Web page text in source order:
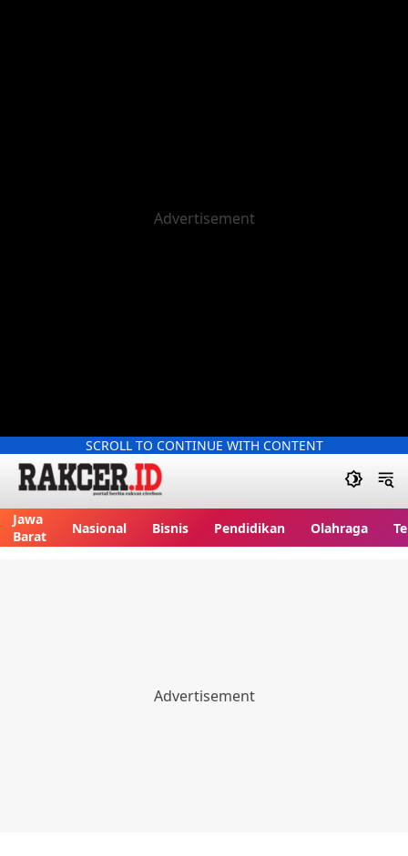
SCROLL TO CONTINUE WITH CONTENT
Jawa
Barat
Nasional Bisnis Pendidikan Olahraga